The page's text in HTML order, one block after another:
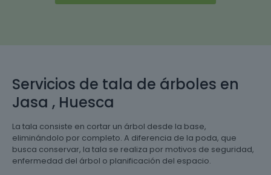
Servicios de tala de árboles en
Jasa , Huesca
La tala consiste en cortar un árbol desde la base,
eliminándolo por completo. A diferencia de la poda, que
busca conservar, la tala se realiza por motivos de seguridad,
enfermedad del árbol o planificación del espacio.